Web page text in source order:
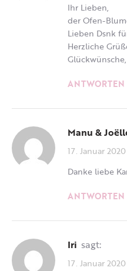
Ihr Lieben,
der Ofen-
Lieben Dsnk
Herzliche
ANTWORTEN
Manu &
17. Januar
Danke liebe
ANTWORTEN
Iri sagt:
17. Januar